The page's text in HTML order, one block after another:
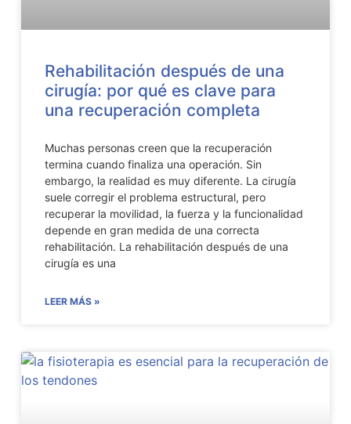
Rehabilitación después de una
cirugía: por qué es clave para
una recuperación completa
Muchas personas creen que la recuperación
termina cuando finaliza una operación. Sin
embargo, la realidad es muy diferente. La cirugía
suele corregir el problema estructural, pero
recuperar la movilidad, la fuerza y la funcionalidad
depende en gran medida de una correcta
rehabilitación. La rehabilitación después de una
cirugía es una
LEER MÁS »